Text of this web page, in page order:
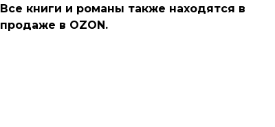
Все книги и романы также находятся в
продаже в OZON.